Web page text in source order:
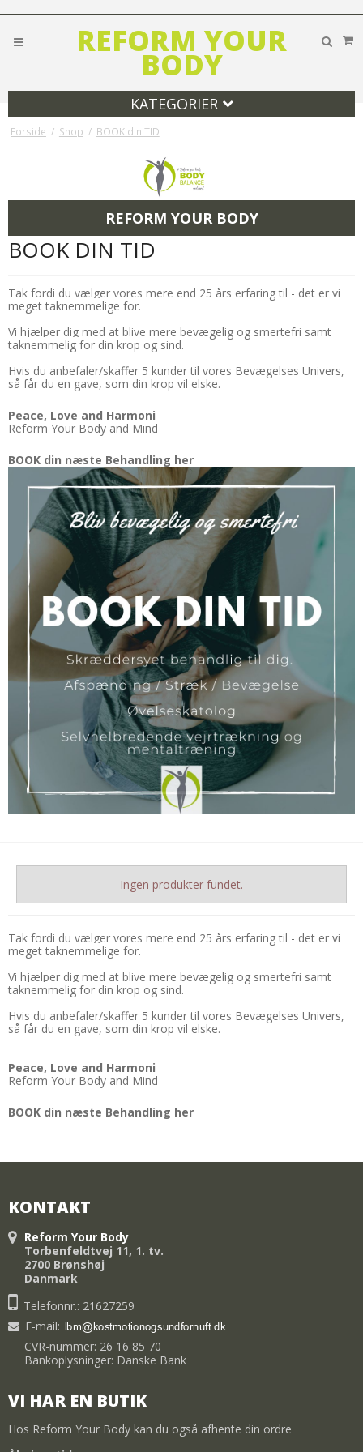
REFORM YOUR
BODY
KATEGORIER
Forside / Shop / BOOK din TID
REFORM YOUR BODY
BOOK DIN TID
Tak fordi du vælger vores mere end 25 års erfaring til - det er vi
meget taknemmelige for.
Vi hjælper dig med at blive mere bevægelig og smertefri samt
taknemmelig for din krop og sind.
Hvis du anbefaler/skaffer 5 kunder til vores Bevægelses Univers,
så får du en gave, som din krop vil elske.
Peace, Love and Harmoni
Reform Your Body and Mind
BOOK din næste Behandling her
Ingen produkter fundet.
Tak fordi du vælger vores mere end 25 års erfaring til - det er vi
meget taknemmelige for.
Vi hjælper dig med at blive mere bevægelig og smertefri samt
taknemmelig for din krop og sind.
Hvis du anbefaler/skaffer 5 kunder til vores Bevægelses Univers,
så får du en gave, som din krop vil elske.
Peace, Love and Harmoni
Reform Your Body and Mind
BOOK din næste Behandling her
KONTAKT
Reform Your Body
Torbenfeldtvej 11, 1. tv.
2700 Brønshøj
Danmark
Telefonnr.: 21627259
E-mail:
CVR-nummer: 26 16 85 70
Bankoplysninger: Danske Bank
VI HAR EN BUTIK
Hos Reform Your Body kan du også afhente din ordre